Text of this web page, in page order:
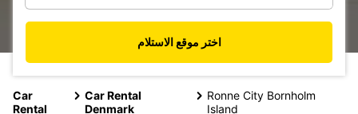
اختر موقع الاستلام
Car
Rental
Car Rental
Denmark
Ronne City Bornholm
Island